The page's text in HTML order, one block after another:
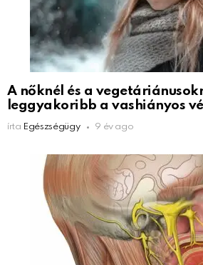
A nőknél és a
leggyakoribb a vashiányos
írta Egészségügy 9 év ago